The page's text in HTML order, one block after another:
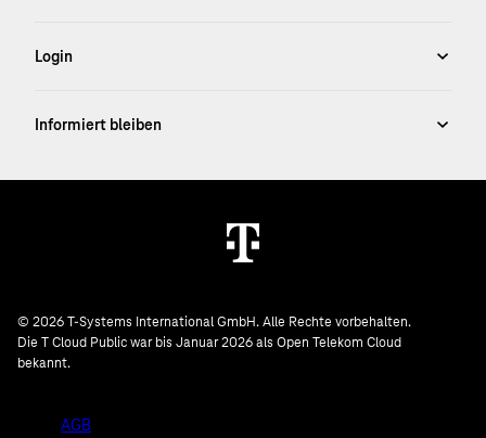
© 2026 T-Systems International GmbH. Alle Rechte vorbehalten.
Die T Cloud Public war bis Januar 2026 als Open Telekom Cloud
bekannt.
AGB